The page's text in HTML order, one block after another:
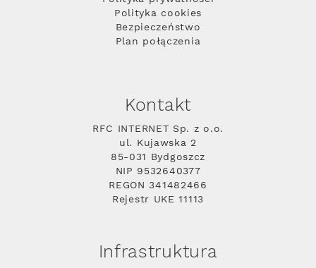
Polityka cookies
Bezpieczeństwo
Plan połączenia
Kontakt
RFC INTERNET Sp. z o.o.
ul. Kujawska 2
85-031 Bydgoszcz
NIP 9532640377
REGON 341482466
Rejestr UKE 11113
Infrastruktura